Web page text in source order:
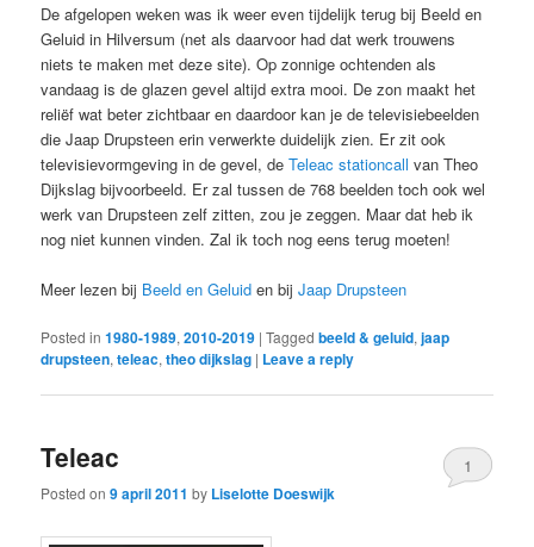
De afgelopen weken was ik weer even tijdelijk terug bij Beeld en
Geluid in Hilversum (net als daarvoor had dat werk trouwens
niets te maken met deze site). Op zonnige ochtenden als
vandaag is de glazen gevel altijd extra mooi. De zon maakt het
reliëf wat beter zichtbaar en daardoor kan je de televisiebeelden
die Jaap Drupsteen erin verwerkte duidelijk zien. Er zit ook
televisievormgeving in de gevel, deTeleac stationcall van Theo
Dijkslag bijvoorbeeld. Er zal tussen de 768 beelden toch ook wel
werk van Drupsteen zelf zitten, zou je zeggen. Maar dat heb ik
nog niet kunnen vinden. Zal ik toch nog eens terug moeten!
Meer lezen bij Beeld en Geluid en bijJaap Drupsteen
Posted in 1980-1989,2010-2019 |Tagged beeld & geluid,jaap
drupsteen,teleac,theo dijkslag | Leave a reply
Teleac
Posted on9 april 2011 by Liselotte Doeswijk
1